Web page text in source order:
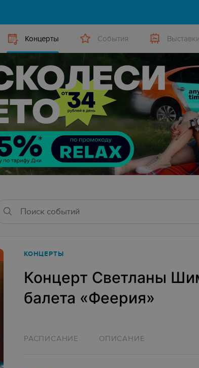
Концерты События Выставки
КОНЦЕРТЫ
Концерт Светланы
балета «Феерия»
РАСПИСАНИЕ ОПИСАНИЕ